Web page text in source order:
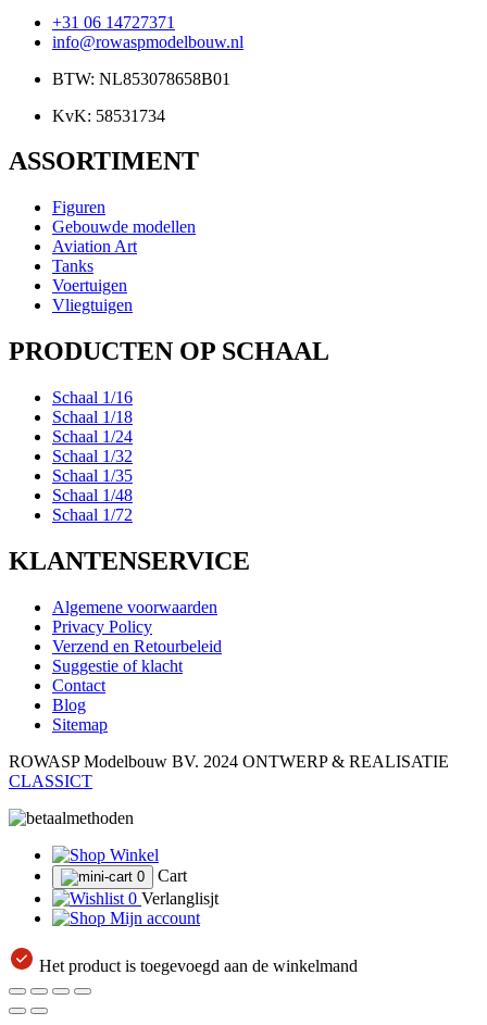
+31 06 14727371
info@rowaspmodelbouw.nl
BTW: NL853078658B01
KvK: 58531734
ASSORTIMENT
Figuren
Gebouwde modellen
Aviation Art
Tanks
Voertuigen
Vliegtuigen
PRODUCTEN OP SCHAAL
Schaal 1/16
Schaal 1/18
Schaal 1/24
Schaal 1/32
Schaal 1/35
Schaal 1/48
Schaal 1/72
KLANTENSERVICE
Algemene voorwaarden
Privacy Policy
Verzend en Retourbeleid
Suggestie of klacht
Contact
Blog
Sitemap
ROWASP Modelbouw BV. 2024 ONTWERP & REALISATIE
CLASSICT
Winkel
0
Cart
0 Verlanglisjt
Mijn account
Het product is toegevoegd aan de winkelmand